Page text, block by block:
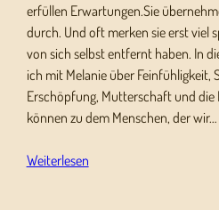
erfüllen Erwartungen.Sie
durch. Und oft merken sie erst viel
von sich selbst entfernt haben. In
ich mit Melanie über Feinfühligkeit,
Erschöpfung, Mutterschaft und die
können zu dem Menschen, der wir…
Weiterlesen